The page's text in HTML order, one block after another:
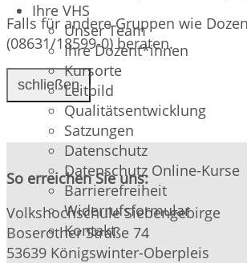
Ihre VHS
Unser Team
Ihre Dozent*innen
Kursorte
Leitbild
Qualitätsentwicklung
Satzungen
Datenschutz
Datenschutz Online-Kurse
Barrierefreiheit
Widerrufsformular
Kontakt
Falls für andere Gruppen wie
(08631/18599-0) beraten.
schließen
So erreichen Sie uns:
Volkshochschule Siebengebirge
Boserother Straße 74
53639 Königswinter-Oberpleis